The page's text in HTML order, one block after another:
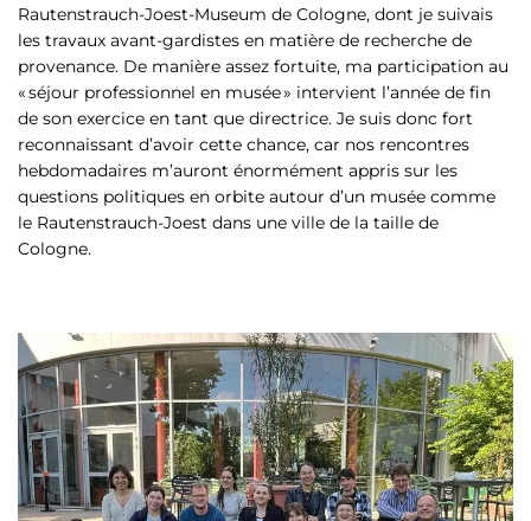
Rautenstrauch-Joest-Museum de Cologne, dont je suivais
les travaux avant-gardistes en matière de recherche de
provenance. De manière assez fortuite, ma participation au
« séjour professionnel en musée » intervient l’année de fin
de son exercice en tant que directrice. Je suis donc fort
reconnaissant d’avoir cette chance, car nos rencontres
hebdomadaires m’auront énormément appris sur les
questions politiques en orbite autour d’un musée comme
le Rautenstrauch-Joest dans une ville de la taille de
Cologne.